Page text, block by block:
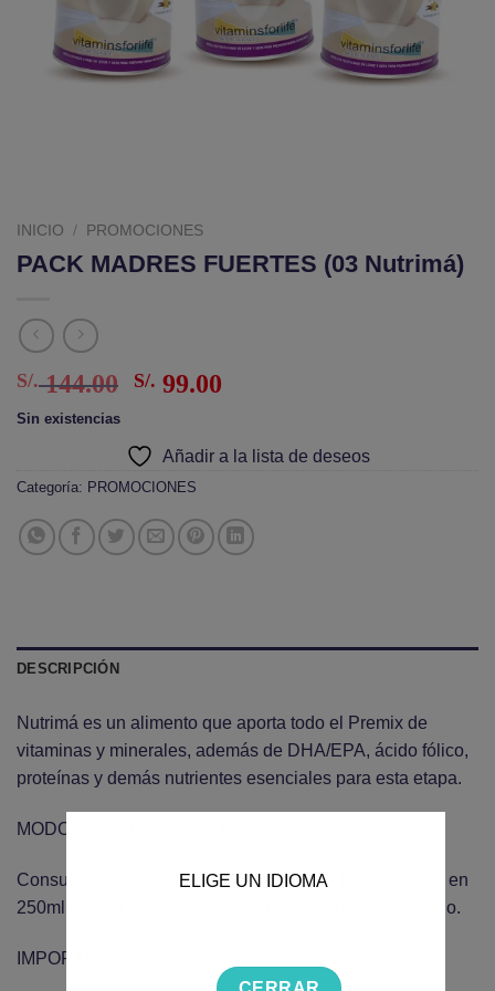
INICIO / PROMOCIONES
PACK MADRES FUERTES (03 Nutrimá)
S/.144.00 El
era:
S/. 144.00.
S/. 99.00
es:
Sin existencias
Añadir a la lista de deseos
Categoría: PROMOCIONES
DESCRIPCIÓN
Nutrimá es un alimento que aporta todo el Premix de
vitaminas y minerales, además de DHA/EPA, ácido fólico,
proteínas y demás nutrientes esenciales para esta etapa.
MODO DE PREPARACIÓN:
Consumirlo es muy fácil, solo debe diluir 1 cucharadita en
250ml de agua. Puede tomarse diariamente o interdiario.
IMPORTANTE:
ELIGE UN IDIOMA